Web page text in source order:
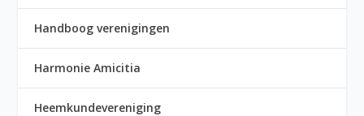
Handboog verenigingen
Harmonie Amicitia
Heemkundevereniging